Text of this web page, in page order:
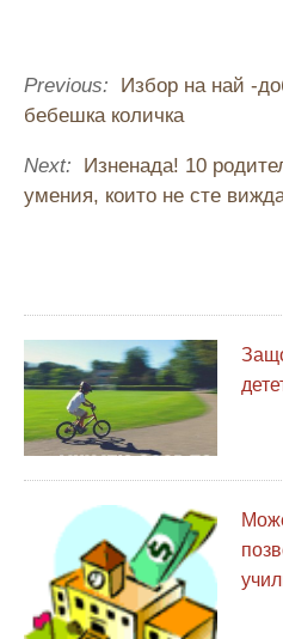
Previous:
Избор на най -
бебешка количка
Next:
Изненада! 10
умения, които не сте